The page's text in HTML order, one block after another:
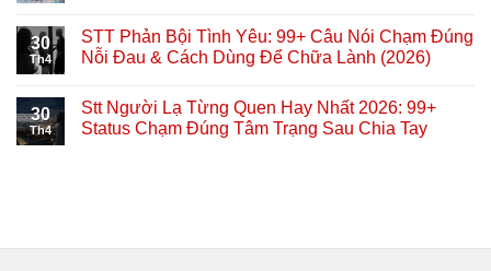
30
Th4
STT Phản Bội Tình Yêu: 99+ Câu Nói Chạm Đúng
Nỗi Đau & Cách Dùng Để Chữa Lành (2026)
30
Th4
Stt Người Lạ Từng Quen Hay Nhất 2026: 99+
Status Chạm Đúng Tâm Trạng Sau Chia Tay